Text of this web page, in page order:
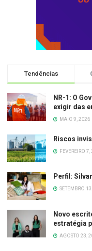
Tendências
NR-1: O
exigir das
MAIO 9, 2026
Riscos
FEVEREIRO
Perfil:
SETEMBRO
Novo
estratégia
AGOSTO 23,